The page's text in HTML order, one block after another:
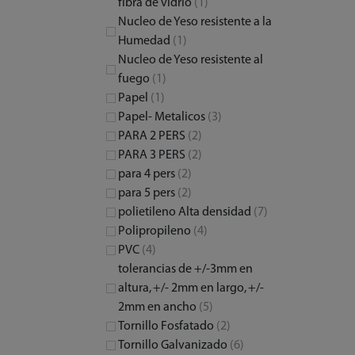
fibra de vidrio (1)
Nucleo de Yeso resistente a la
Humedad (1)
Nucleo de Yeso resistente al
fuego (1)
Papel (1)
Papel- Metalicos (3)
PARA 2 PERS (2)
PARA 3 PERS (2)
para 4 pers (2)
para 5 pers (2)
polietileno Alta densidad (7)
Polipropileno (4)
PVC (4)
tolerancias de +/-3mm en
altura, +/- 2mm en largo, +/-
2mm en ancho (5)
Tornillo Fosfatado (2)
Tornillo Galvanizado (6)